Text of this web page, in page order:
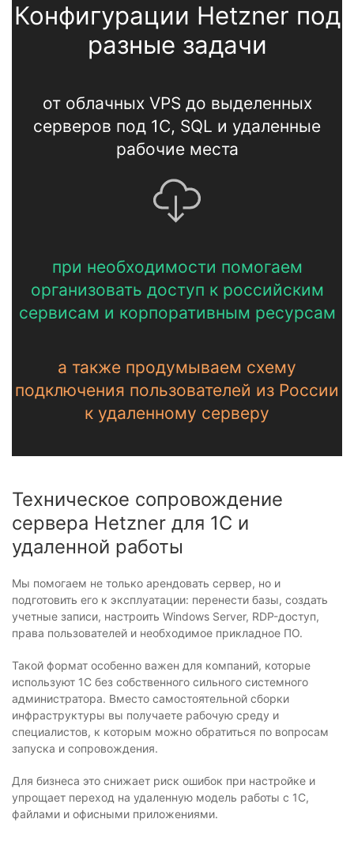
Конфигурации Hetzner под
разные задачи
от облачных VPS до выделенных
серверов под 1С, SQL и удаленные
рабочие места
при необходимости помогаем
организовать доступ к российским
сервисам и корпоративным ресурсам
а также продумываем схему
подключения пользователей из России
к удаленному серверу
Техническое сопровождение
сервера Hetzner для 1С и
удаленной работы
Мы помогаем не только арендовать сервер, но и
подготовить его к эксплуатации: перенести базы, создать
учетные записи, настроить Windows Server, RDP-доступ,
права пользователей и необходимое прикладное ПО.
Такой формат особенно важен для компаний, которые
используют 1С без собственного сильного системного
администратора. Вместо самостоятельной сборки
инфраструктуры вы получаете рабочую среду и
специалистов, к которым можно обратиться по вопросам
запуска и сопровождения.
Для бизнеса это снижает риск ошибок при настройке и
упрощает переход на удаленную модель работы с 1С,
файлами и офисными приложениями.